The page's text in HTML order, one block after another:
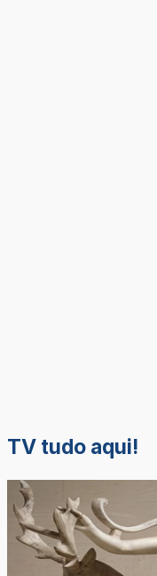
TV tudo aqui!